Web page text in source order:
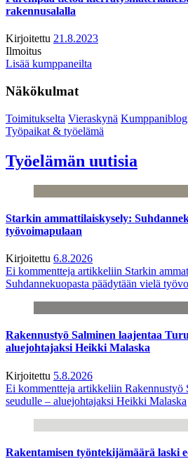
rakennusalalla
Kirjoitettu 21.8.2023
Ilmoitus
Lisää kumppaneilta
Näkökulmat
Toimitukselta Vieraskynä
Työpaikat & työelämä
Työelämän uutisia
Starkin ammattilaiskysely:
työvoimapulaan
Kirjoitettu 6.8.2026
Ei kommentteja artikkeliin Starkin
Suhdannekuopasta päädytään vielä
Rakennustyö Salminen laajentaa
aluejohtajaksi Heikki Malaska
Kirjoitettu 5.8.2026
Ei kommentteja artikkeliin Rakennustyö
seudulle – aluejohtajaksi Heikki Malaska
Rakentamisen työntekijämäärä laski